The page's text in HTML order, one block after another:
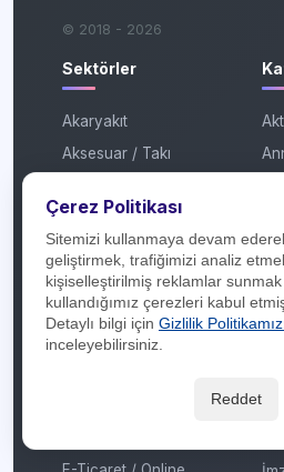
© 2018 - 2026
Sektörler
Akaryakıt
Aksesuar / Takı
Araç Kiralama
AVM
Ayakkabı / Çanta
Banka / Finans
Beyaz Eşya / Kombi
Çerez Politikası
Sitemizi kullanmaya devam
geliştirmek, trafiğimizi analiz
kişiselleştirilmiş reklamlar sunmak
kullandığımız çerezleri kabul
Detaylı bilgi için Gizlilik
inceleyebilirsiniz.
Reddet